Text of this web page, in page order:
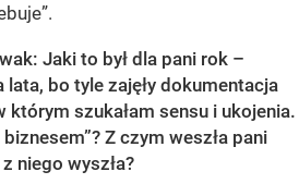
Jaki to był dla pani rok –
lata, bo tyle zajęły dokumentacja
którym szukałam sensu i ukojenia.
Z czym weszła pani
niego wyszła?